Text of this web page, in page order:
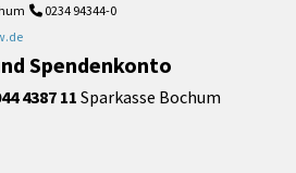
 0234 94344-0
Spendenkonto
4387 11 Sparkasse Bochum